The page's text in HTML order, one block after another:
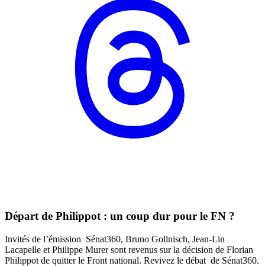
Départ de Philippot : un coup dur pour le FN ?
Invités de l’émission Sénat360, Bruno Gollnisch, Jean-Lin
Lacapelle et Philippe Murer sont revenus sur la décision de Florian
Philippot de quitter le Front national. Revivez le débat de Sénat360.